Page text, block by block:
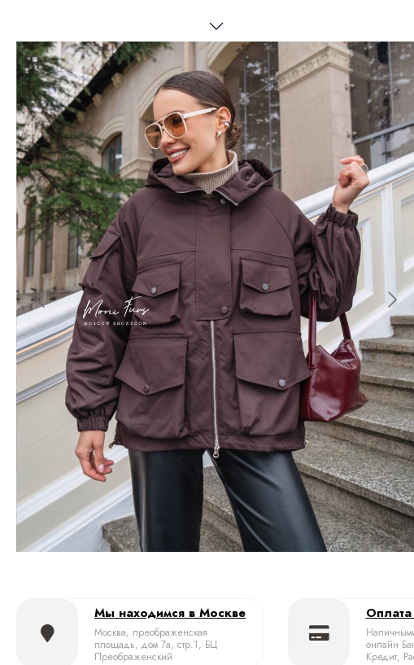
Мы находимся в Москве
Москва, преображенская
площадь, дом 7а, стр.1, БЦ
Преображенский
онлайн
Кредит,